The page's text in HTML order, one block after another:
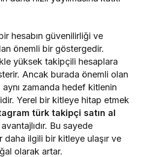
hesabın güvenilirliği ve
önemli bir göstergedir.
yüksek takipçili hesaplara
Ancak burada önemli olan
zamanda hedef kitlenin
Yerel bir kitleye hitap etmek
türk takipçi satın al
Bu sayede
daha ilgili bir kitleye ulaşır ve
olarak artar.